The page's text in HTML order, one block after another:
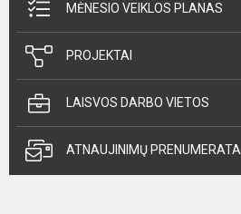
MĖNESIO VEIKLOS PLANAS
PROJEKTAI
LAISVOS DARBO VIETOS
ATNAUJINIMŲ PRENUMERATA